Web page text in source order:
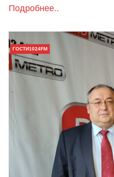
Подробнее..
ГОСТИ1024FM